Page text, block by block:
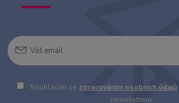
Souhlasím se zpracováním osobních údajů
newsletteru.